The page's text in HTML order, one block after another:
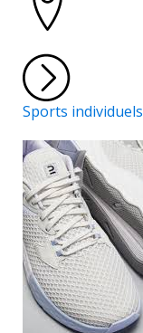
Sports individuels